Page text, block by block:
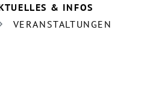
& INFOS
VERANSTALTUNGEN